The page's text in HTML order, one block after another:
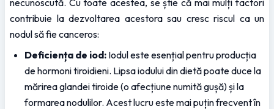
contribuie la dezvoltarea acestora sau cresc riscul ca un
nodul să fie canceros:
Deficiența de iod: Iodul este esențial pentru producția
de hormoni tiroidieni. Lipsa iodului din dietă poate duce la
mărirea glandei tiroide (o afecțiune numită gușă) și la
formarea nodulilor. Acest lucru este mai puțin frecvent în